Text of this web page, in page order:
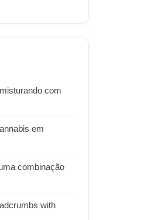
com
em
combinação
with